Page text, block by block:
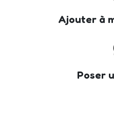
Ajouter à
Poser